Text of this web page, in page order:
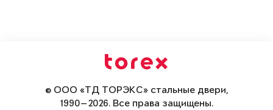
© ООО «ТД ТОРЭКС» стальные двери,
1990—2026. Все права защищены.